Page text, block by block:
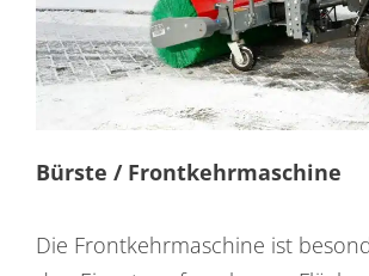
Bürste / Frontkehrmaschine
Die Frontkehrmaschine ist